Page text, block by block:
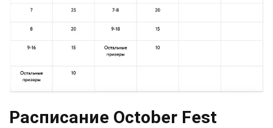
Расписание October Fest